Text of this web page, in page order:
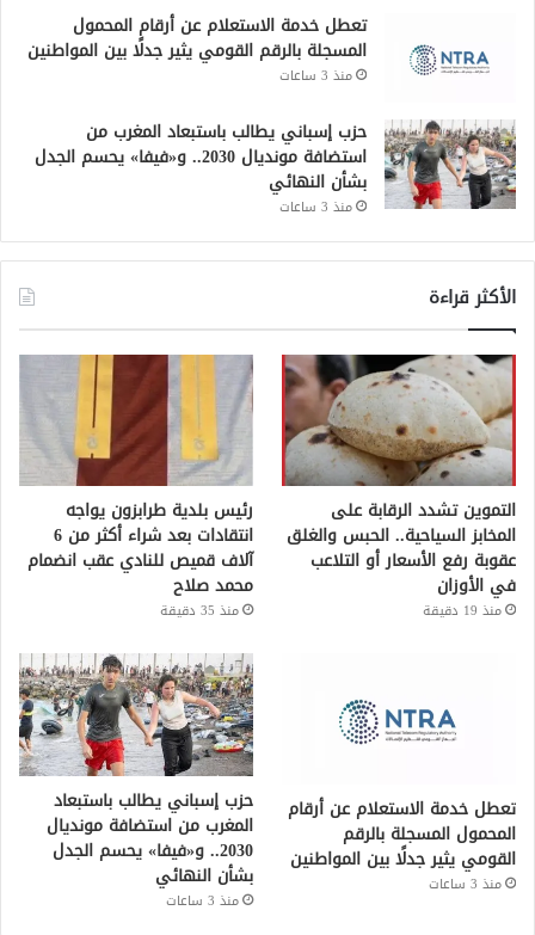
تعطل خدمة الاستعلام عن أرقام المحمول
المسجلة بالرقم القومي يثير جدلًا بين المواطنين
منذ 3 ساعات
حزب إسباني يطالب باستبعاد المغرب من
استضافة مونديال 2030.. و«فيفا» يحسم الجدل
بشأن النهائي
منذ 3 ساعات
الأكثر قراءة
التموين تشدد الرقابة على
المخابز السياحية.. الحبس والغلق
عقوبة رفع الأسعار أو التلاعب
في الأوزان
منذ 19 دقيقة
رئيس بلدية طرابزون يواجه
انتقادات بعد شراء أكثر من 6
آلاف قميص للنادي عقب انضمام
محمد صلاح
منذ 35 دقيقة
تعطل خدمة الاستعلام عن أرقام
المحمول المسجلة بالرقم
القومي يثير جدلًا بين المواطنين
منذ 3 ساعات
حزب إسباني يطالب باستبعاد
المغرب من استضافة مونديال
2030.. و«فيفا» يحسم الجدل
بشأن النهائي
منذ 3 ساعات